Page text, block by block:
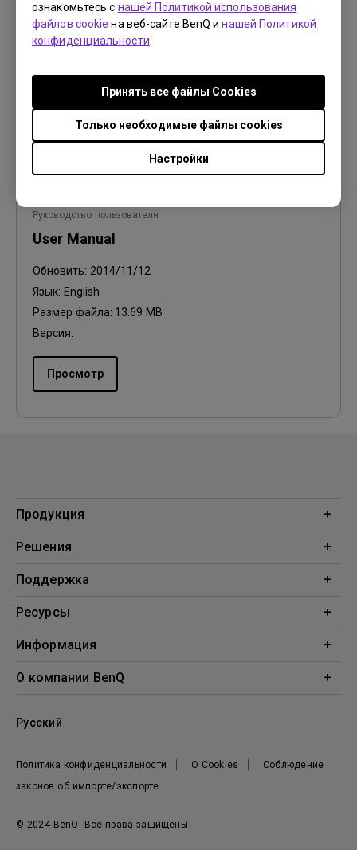
ознакомьтесь с нашей Политикой использования
файлов cookie на веб-сайте BenQ инашей Политикой
конфиденциальности
Настройки
Только необходимые файлы cookies
Принять все файлы Сookies
2014/11/13
Язык:Russian
Версия:
Просмотр
Руководство пользователя
User Manual
Обновить: 2014/11/12
Язык: English
Размер файла: 13.69 MB
Версия:
Просмотр
Продукция
Проекторы
Решения
Образование
Поддержка
Поддержка
Ресурсы
Проекционный калькулятор
Информация
BenQ AQCOLOR
О компании BenQ
Новости
© 2024 BenQ. Все права защищены
Политика конфиденциальности О Cookies
Соблюдение
законов об импорте/экспорте
Русский